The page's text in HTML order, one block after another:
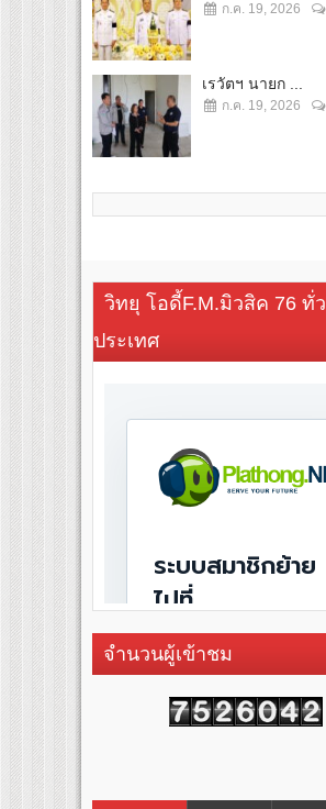
ก.ค. 19, 2026
เรวัตฯ นายก ...
ก.ค. 19, 2026
วิทยุ โอดี้F.M.มิวสิค 76 ทั่ว
ประเทศ
จำนวนผู้เข้าชม